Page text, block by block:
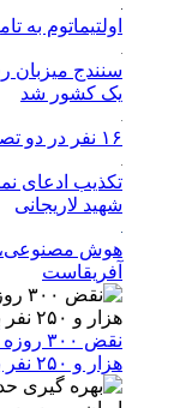
اولتیماتوم به
سنندج میزبان
یک کشور شد
۱۶ نفر در دو تصادف جاده‌ای محورهای ساوه مصدوم شدند
تکذیب ادعای
شهید لاریجانی
آفریقاست
نقض
هزار و ۲۵۰ نفر به شهادت رسیدند